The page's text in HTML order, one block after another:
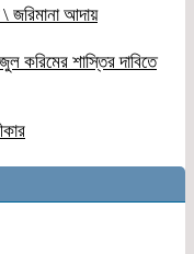
জরিমানা আদায়
করিমের শাস্তির দাবিতে